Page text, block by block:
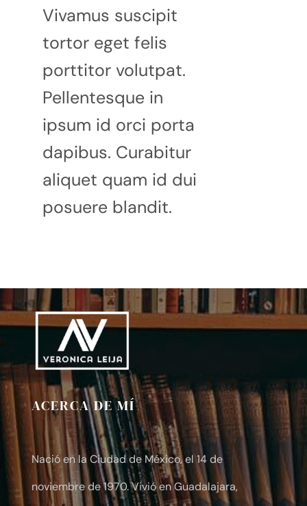
Vivamus suscipit
tortor eget felis
porttitor volutpat.
Pellentesque in
ipsum id orci porta
dapibus. Curabitur
aliquet quam id dui
posuere blandit.
ACERCA DE MÍ
Nació en la Ciudad de México, el 14 de
noviembre de 1970. Vivió en Guadalajara,